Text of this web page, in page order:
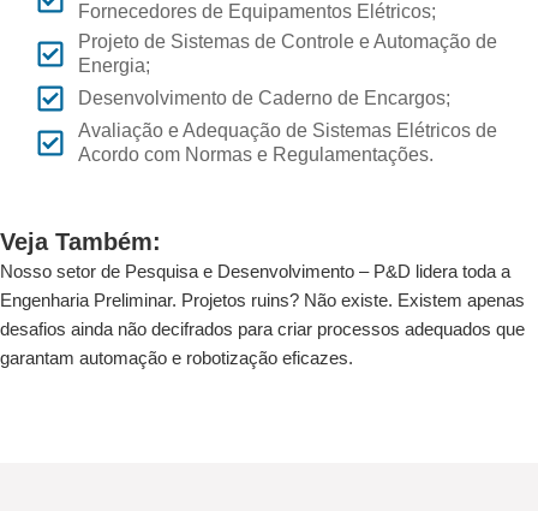
Fornecedores de Equipamentos Elétricos;
Projeto de Sistemas de Controle e Automação de
Energia;
Desenvolvimento de Caderno de Encargos;
Avaliação e Adequação de Sistemas Elétricos de
Acordo com Normas e Regulamentações.
Veja Também:
Nosso setor de Pesquisa e Desenvolvimento – P&D lidera toda a
Engenharia Preliminar. Projetos ruins? Não existe. Existem apenas
desafios ainda não decifrados para criar processos adequados que
garantam automação e robotização eficazes.